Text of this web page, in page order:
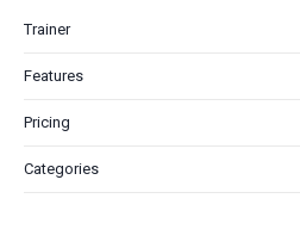
Trainer
Features
Pricing
Categories